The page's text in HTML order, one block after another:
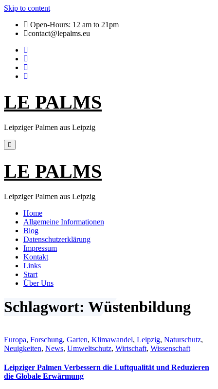
Skip to content
Open-Hours: 12 am to 21pm
contact@lepalms.eu
LE PALMS
Leipziger Palmen aus Leipzig
LE PALMS
Leipziger Palmen aus Leipzig
Home
Allgemeine Informationen
Blog
Datenschutzerklärung
Impressum
Kontakt
Links
Start
Über Uns
Schlagwort: Wüstenbildung
Europa, Forschung, Garten, Klimawandel, Leipzig, Naturschutz,
Neuigkeiten, News, Umweltschutz, Wirtschaft, Wissenschaft
Leipziger Palmen Verbessern die Luftqualität und Reduzieren
die Globale Erwärmung